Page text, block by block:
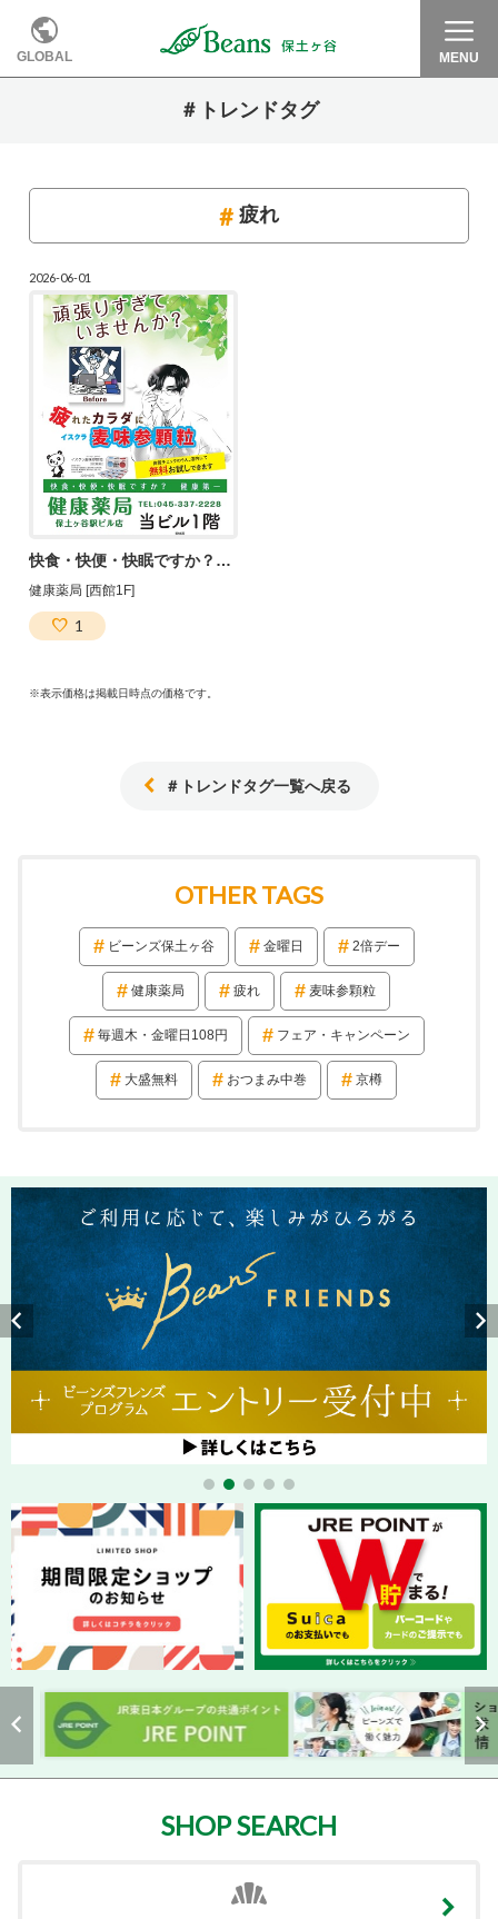
GLOBAL MENU
＃トレンドタグ
疲れ
2026-06-01
快食・快便・快眠ですか？あなたの健康を第一に考える『健康薬局』
健康薬局 [西館1F]
1
※表示価格は掲載日時点の価格です。
＃トレンドタグ一覧へ戻る
OTHER TAGS
ビーンズ保土ヶ谷 金曜日 2倍デー
健康薬局 疲れ 麦味参顆粒
毎週木・金曜日108円 フェア・キャンペーン
大盛無料 おつまみ中巻 京樽
SHOP SEARCH